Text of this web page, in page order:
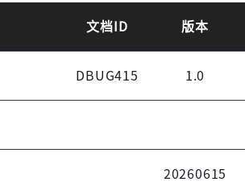
文档ID 版本
DBUG415 1.0
20260615